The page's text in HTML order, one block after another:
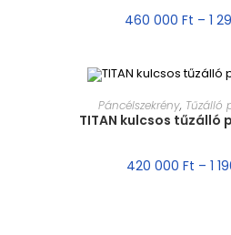
460 000 Ft – 1
MÉRET
Páncélszekrény, Tűzálló
TITAN kulcsos tűzálló
420 000 Ft – 1